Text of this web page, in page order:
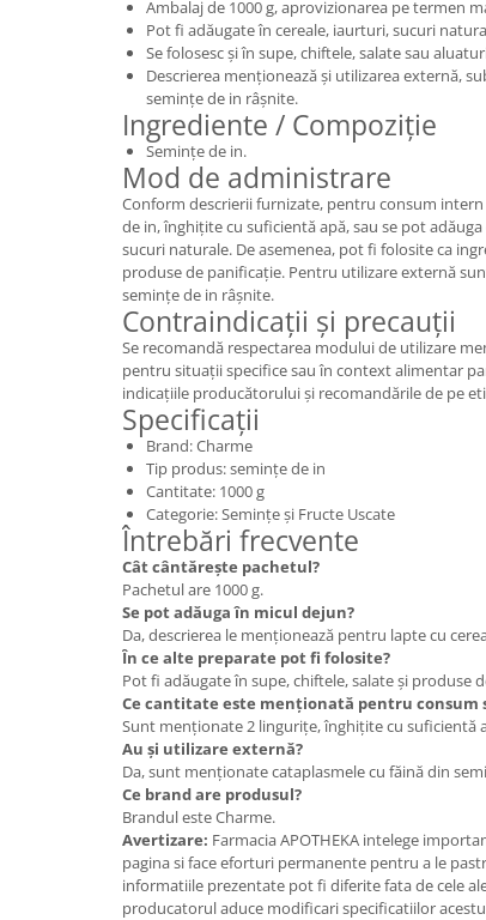
Ambalaj de 1000 g, aprovizionarea pe termen
Pot fi adăugate în cereale, iaurturi, sucuri
Se folosesc și în supe, chiftele, salate sau
Descrierea menționează și utilizarea externă,
semințe de in râșnite.
Ingrediente / Compoziție
Semințe de in.
Mod de administrare
Conform descrierii furnizate, pentru consum
de in, înghițite cu suficientă apă, sau se pot
sucuri naturale. De asemenea, pot fi folosite ca
produse de panificație. Pentru utilizare externă
semințe de in râșnite.
Contraindicații și precauții
Se recomandă respectarea modului de utilizare
pentru situații specifice sau în context alimentar
indicațiile producătorului și recomandările de pe
Specificații
Brand: Charme
Tip produs: semințe de in
Cantitate: 1000 g
Categorie: Semințe și Fructe Uscate
Întrebări frecvente
Cât cântărește pachetul?
Pachetul are 1000 g.
Se pot adăuga în micul dejun?
Da, descrierea le menționează pentru lapte cu
În ce alte preparate pot fi folosite?
Pot fi adăugate în supe, chiftele, salate și produse
Ce cantitate este menționată pentru consum
Sunt menționate 2 lingurițe, înghițite cu suficientă
Au și utilizare externă?
Da, sunt menționate cataplasmele cu făină din
Ce brand are produsul?
Brandul este Charme.
Avertizare: Farmacia APOTHEKA intelege
pagina si face eforturi permanente pentru a le
informatiile prezentate pot fi diferite fata de cele
producatorul aduce modificari specificatiilor